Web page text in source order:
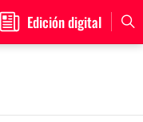
Edición digital